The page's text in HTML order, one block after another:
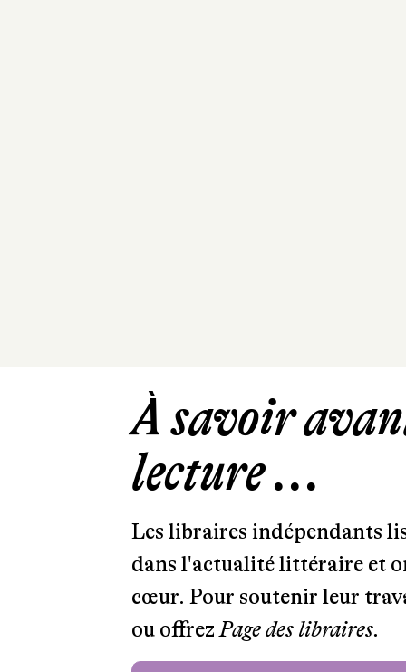
À savoir
lecture ...
Les libraires indépendants
dans l'actualité littéraire et
cœur. Pour soutenir leur
ou offrezPage des libraires.